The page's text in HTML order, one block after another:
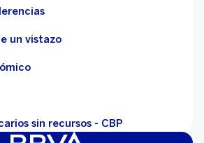
un vistazo
sin recursos - CBP